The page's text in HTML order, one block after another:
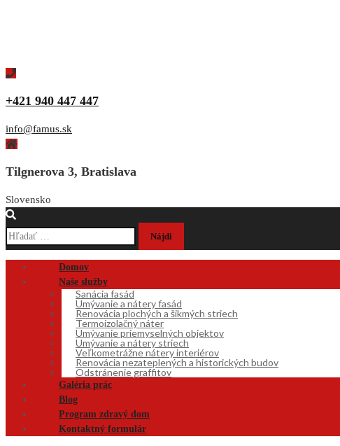
+421 940 447 447
info@famus.sk
Tilgnerova 3, Bratislava
Slovensko
Hľadať:
Domov
Naše služby
Sanácia fasád
Umývanie a nátery fasád
Renovácia plochých a šikmých striech
Termoizolačný náter
Umývanie priemyselných objektov
Umývanie a nátery striech
Veľkometrážne nátery interiérov
Renovácia nezateplených a historických budov
Odstránenie graffitov
Galéria prác
Blog
Program zdravý dom
Kontaktný formulár